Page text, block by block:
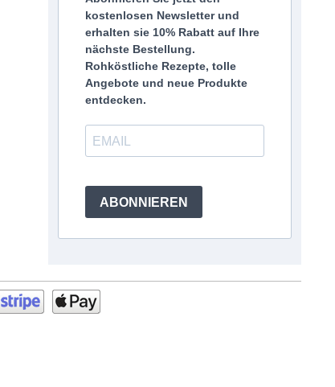
kostenlosen Newsletter und
erhalten sie 10% Rabatt auf Ihre
nächste Bestellung.
Rohköstliche Rezepte, tolle
Angebote und neue Produkte
entdecken.
ABONNIEREN